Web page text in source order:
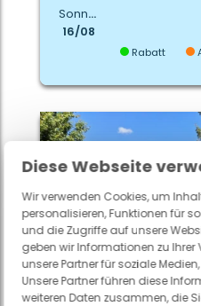
Diese Webseite
Wir verwenden Cookies, um
personalisieren, Funktionen für
und die Zugriffe auf unsere
geben wir Informationen zu
unsere Partner für soziale
Unsere Partner führen diese
weiteren Daten zusammen, die
Sonntag
16/08
Rabatt